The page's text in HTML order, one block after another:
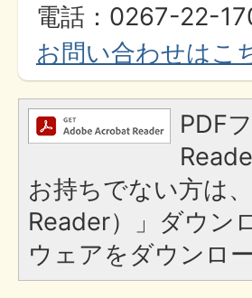
電話：0267-22-
お問い合わせはこ
PDF
お持ちでない方は
Reader）」ダウン
ウェアをダウンロ